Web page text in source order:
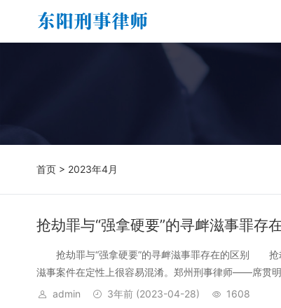
首页 > 2023年4月
抢劫罪与“强拿硬要”的寻衅滋事罪存
抢劫罪与“强拿硬要”的寻衅滋事罪存在的区别 抢劫
滋事案件在定性上很容易混淆。郑州刑事律师——席贯
admin
3年前 (2023-04-28) 1608